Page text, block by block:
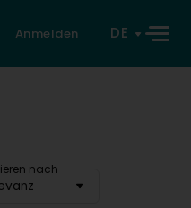
Anmelden DE
nach